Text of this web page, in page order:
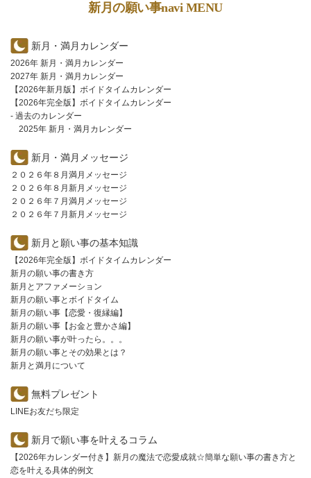
新月の願い事navi MENU
新月・満月カレンダー
2026年 新月・満月カレンダー
2027年 新月・満月カレンダー
【2026年新月版】ボイドタイムカレンダー
【2026年完全版】ボイドタイムカレンダー
- 過去のカレンダー
2025年 新月・満月カレンダー
新月・満月メッセージ
２０２６年８月満月メッセージ
２０２６年８月新月メッセージ
２０２６年７月満月メッセージ
２０２６年７月新月メッセージ
新月と願い事の基本知識
【2026年完全版】ボイドタイムカレンダー
新月の願い事の書き方
新月とアファメーション
新月の願い事とボイドタイム
新月の願い事【恋愛・復縁編】
新月の願い事【お金と豊かさ編】
新月の願い事が叶ったら。。。
新月の願い事とその効果とは？
新月と満月について
無料プレゼント
LINEお友だち限定
新月で願い事を叶えるコラム
【2026年カレンダー付き】新月の魔法で恋愛成就☆簡単な願い事の書き方と
恋を叶える具体的例文